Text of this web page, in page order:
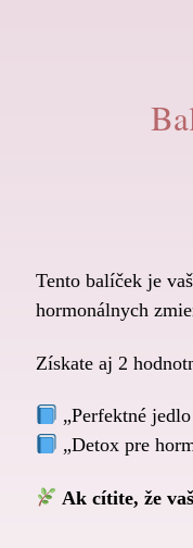
Tento balíček je
hormonálnych
Získate aj 2
„Perfektné
„Detox pre
Ak cítite, že